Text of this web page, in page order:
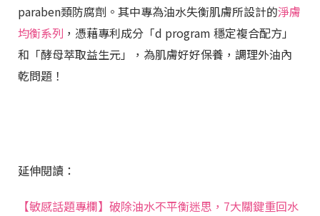
paraben類防腐劑。其中專為油水失衡肌膚所設計的淨膚
均衡系列 ，憑藉專利成分「d program 穩定複合配方」
和「酵母萃取益生元」，為肌膚好好保養，調理外油內
乾問題！
延伸閱讀：
【敏感話題專欄】破除油水不平衡迷思，7大關鍵重回水